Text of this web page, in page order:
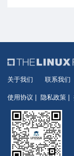
关于我们 联系我们
使用协议 隐私政策